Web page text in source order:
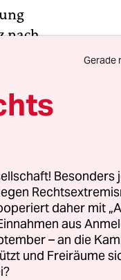
nach
Gerade
Besonders
daher mit
aus
– an die
und Freiräume